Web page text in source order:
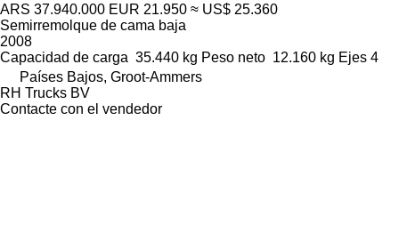
ARS 37.940.000 EUR 21.950 ≈ US$ 25.360
Semirremolque de cama baja
2008
Capacidad de carga 35.440 kg Peso neto 12.160 kg Ejes 4
Países Bajos, Groot-Ammers
RH Trucks BV
Contacte con el vendedor